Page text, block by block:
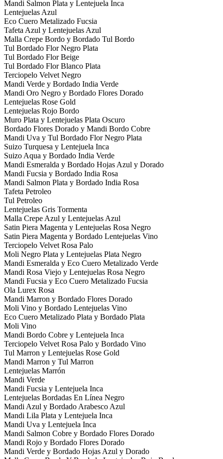
Mandi Salmon Plata y Lentejuela Inca
Lentejuelas Azul
Eco Cuero Metalizado Fucsia
Tafeta Azul y Lentejuelas Azul
Malla Crepe Bordo y Bordado Tul Bordo
Tul Bordado Flor Negro Plata
Tul Bordado Flor Beige
Tul Bordado Flor Blanco Plata
Terciopelo Velvet Negro
Mandi Verde y Bordado India Verde
Mandi Oro Negro y Bordado Flores Dorado
Lentejuelas Rose Gold
Lentejuelas Rojo Bordo
Muro Plata y Lentejuelas Plata Oscuro
Bordado Flores Dorado y Mandi Bordo Cobre
Mandi Uva y Tul Bordado Flor Negro Plata
Suizo Turquesa y Lentejuela Inca
Suizo Aqua y Bordado India Verde
Mandi Esmeralda y Bordado Hojas Azul y Dorado
Mandi Fucsia y Bordado India Rosa
Mandi Salmon Plata y Bordado India Rosa
Tafeta Petroleo
Tul Petroleo
Lentejuelas Gris Tormenta
Malla Crepe Azul y Lentejuelas Azul
Satin Piera Magenta y Lentejuelas Rosa Negro
Satin Piera Magenta y Bordado Lentejuelas Vino
Terciopelo Velvet Rosa Palo
Moli Negro Plata y Lentejuelas Plata Negro
Mandi Esmeralda y Eco Cuero Metalizado Verde
Mandi Rosa Viejo y Lentejuelas Rosa Negro
Mandi Fucsia y Eco Cuero Metalizado Fucsia
Ola Lurex Rosa
Mandi Marron y Bordado Flores Dorado
Moli Vino y Bordado Lentejuelas Vino
Eco Cuero Metalizado Plata y Bordado Plata
Moli Vino
Mandi Bordo Cobre y Lentejuela Inca
Terciopelo Velvet Rosa Palo y Bordado Vino
Tul Marron y Lentejuelas Rose Gold
Mandi Marron y Tul Marron
Lentejuelas Marrón
Mandi Verde
Mandi Fucsia y Lentejuela Inca
Lentejuelas Bordadas En Línea Negro
Mandi Azul y Bordado Arabesco Azul
Mandi Lila Plata y Lentejuela Inca
Mandi Uva y Lentejuela Inca
Mandi Salmon Cobre y Bordado Flores Dorado
Mandi Rojo y Bordado Flores Dorado
Mandi Verde y Bordado Hojas Azul y Dorado